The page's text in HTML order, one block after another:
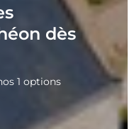
dès
1 options